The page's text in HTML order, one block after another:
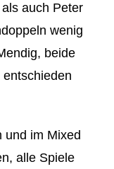
auch Peter
wenig
beide
und im Mixed
alle Spiele